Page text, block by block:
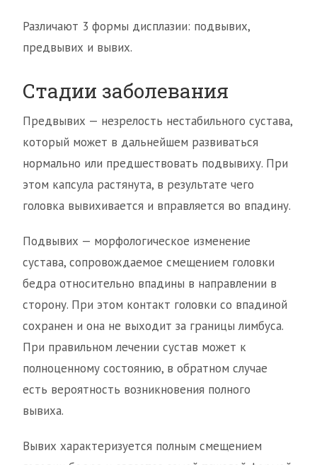
Различают 3 формы дисплазии: подвывих,
предвывих и вывих.
Стадии заболевания
Предвывих — незрелость нестабильного сустава,
который может в дальнейшем развиваться
нормально или предшествовать подвывиху. При
этом капсула растянута, в результате чего
головка вывихивается и вправляется во впадину.
Подвывих — морфологическое изменение
сустава, сопровождаемое смещением головки
бедра относительно впадины в направлении в
сторону. При этом контакт головки со впадиной
сохранен и она не выходит за границы лимбуса.
При правильном лечении сустав может к
полноценному состоянию, в обратном случае
есть вероятность возникновения полного
вывиха.
Вывих характеризуется полным смещением